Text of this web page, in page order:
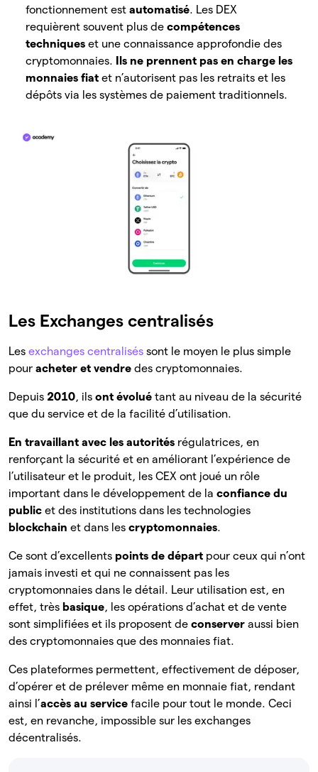
fonctionnement est automatisé. Les DEX
requièrent souvent plus de compétences
techniques et une connaissance approfondie des
cryptomonnaies.
Ils ne prennent pas en charge les
monnaies fiat et n’autorisent pas les retraits et les
dépôts via les systèmes de paiement traditionnels.
Les Exchanges centralisés
Les exchanges centralisés sont le moyen le plus simple
pour acheter et vendre des cryptomonnaies.
Depuis 2010, ils ont évolué tant au niveau de la sécurité
que du service et de la facilité d’utilisation.
En travaillant avec les autorités régulatrices, en
renforçant la sécurité et en améliorant l’expérience de
l’utilisateur et le produit, les CEX ont joué un rôle
important dans le développement de la confiance du
public et des institutions dans les technologies
blockchain et dans les cryptomonnaies.
Ce sont d’excellents points de départ pour ceux qui n’ont
jamais investi et qui ne connaissent pas les
cryptomonnaies dans le détail. Leur utilisation est, en
effet, très basique, les opérations d’achat et de vente
sont simplifiées et ils proposent de conserver aussi bien
des cryptomonnaies que des monnaies fiat.
Ces plateformes permettent, effectivement de déposer,
d’opérer et de prélever même en monnaie fiat, rendant
ainsi l’accès au service facile pour tout le monde. Ceci
est, en revanche, impossible sur les exchanges
décentralisés.